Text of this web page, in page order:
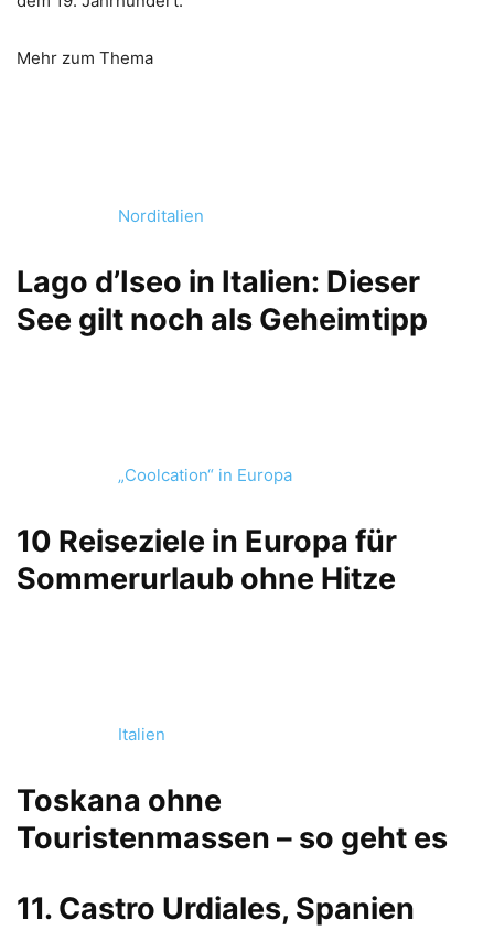
Mehr zum Thema
Norditalien
Lago d’Iseo in Italien: Dieser
See gilt noch als Geheimtipp
„Coolcation“ in Europa
10 Reiseziele in Europa für
Sommerurlaub ohne Hitze
Italien
Toskana ohne
Touristenmassen – so geht es
11. Castro Urdiales, Spanien